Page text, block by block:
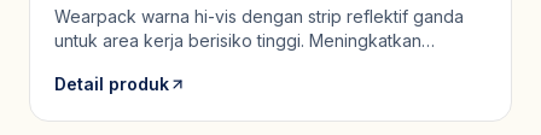
Wearpack warna hi-vis dengan strip reflektif ganda
untuk area kerja berisiko tinggi. Meningkatkan
Detail produk